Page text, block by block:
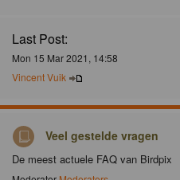
Last Post:
Mon 15 Mar 2021, 14:58
Vincent Vuik
Veel gestelde vragen
De meest actuele FAQ van Birdpix